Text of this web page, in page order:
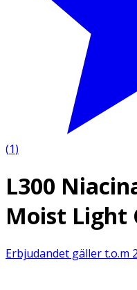
(1)
L300
Moist Light
Erbjudandet gäller t.o.m